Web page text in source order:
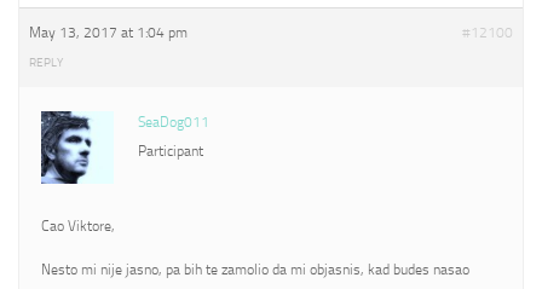
May 13, 2017 at 1:04 pm #12100
REPLY
SeaDog011
Participant
Cao Viktore,
Nesto mi nije jasno, pa bih te zamolio da mi objasnis, kad budes nasao